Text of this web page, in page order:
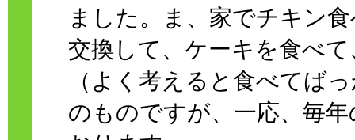
ました。ま、家でチキン
交換して、ケーキを食べ
（よく考えると食べてば
のものですが、一応、毎